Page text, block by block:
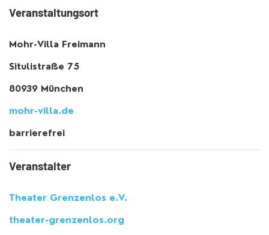
Veranstaltungsort
Mohr-Villa Freimann
Situlistraße 75
80939 München
mohr-villa.de
barrierefrei
Veranstalter
Theater Grenzenlos e.V.
theater-grenzenlos.org